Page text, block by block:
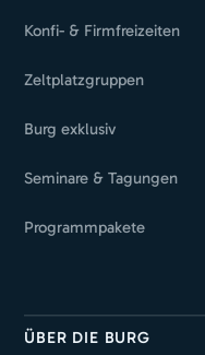
Konfi- & Firmfreizeiten
Zeltplatzgruppen
Burg exklusiv
Seminare & Tagungen
Programmpakete
ÜBER DIE BURG